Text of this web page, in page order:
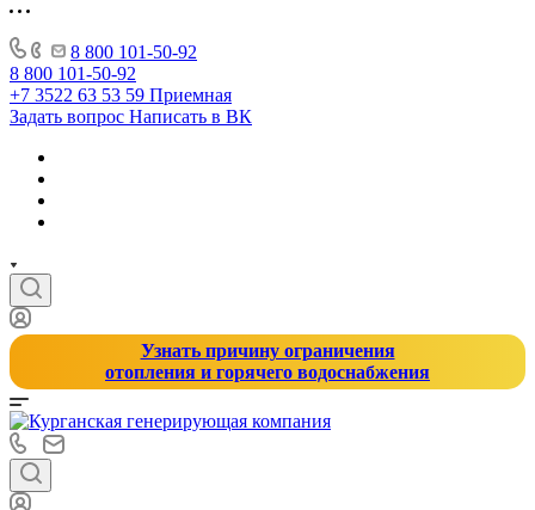
8 800 101-50-92
8 800 101-50-92
+7 3522 63 53 59 Приемная
Задать вопрос Написать в ВК
Узнать причину ограничения
отопления и горячего водоснабжения